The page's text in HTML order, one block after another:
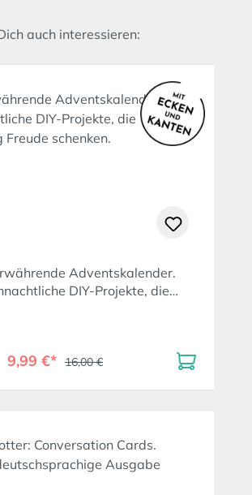
überspringen
auch interessieren:
Adventskalender.
DIY-Projekte, die
9,99 €* 16,00 €